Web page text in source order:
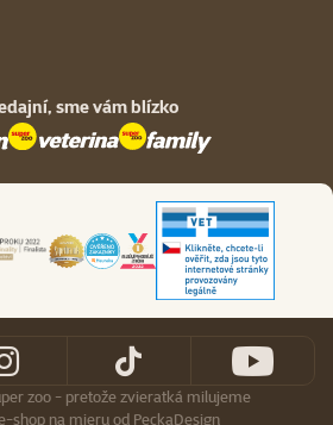
sme vám blízko
zoo - pretože zvieratká milujeme
shop na mieruod PeckaDesign